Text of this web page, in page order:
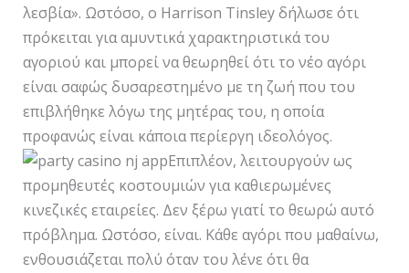
λεσβία». Ωστόσο, ο Harrison Tinsley δήλωσε ότι
πρόκειται για αμυντικά χαρακτηριστικά του
αγοριού και μπορεί να θεωρηθεί ότι το νέο αγόρι
είναι σαφώς δυσαρεστημένο με τη ζωή που του
επιβλήθηκε λόγω της μητέρας του, η οποία
προφανώς είναι κάποια περίεργη ιδεολόγος.
Επιπλέον, λειτουργούν ως
προμηθευτές κοστουμιών για καθιερωμένες
κινεζικές εταιρείες. Δεν ξέρω γιατί το θεωρώ αυτό
πρόβλημα. Ωστόσο, είναι. Κάθε αγόρι που μαθαίνω,
ενθουσιάζεται πολύ όταν του λένε ότι θα